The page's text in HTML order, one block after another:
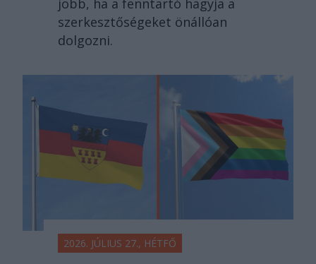
jobb, ha a fenntartó hagyja a
szerkesztőségeket önállóan
dolgozni.
2026. JÚLIUS 27., HÉTFŐ